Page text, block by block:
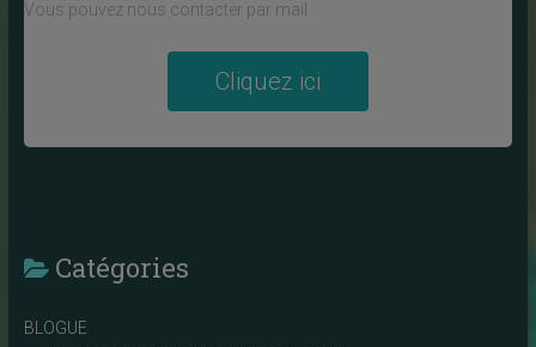
Vous pouvez nous contacter par mail :
Cliquez ici
Catégories
BLOGUE